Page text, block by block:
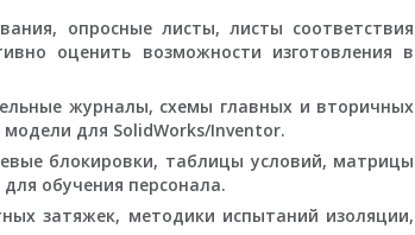
опросные листы, листы соответствия
оценить возможности изготовления в
журналы, схемы главных и вторичных
модели для SolidWorks/Inventor.
блокировки, таблицы условий, матрицы
обучения персонала.
затяжек, методики испытаний изоляции,